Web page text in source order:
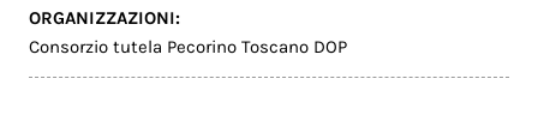
ORGANIZZAZIONI:
Consorzio tutela Pecorino Toscano DOP